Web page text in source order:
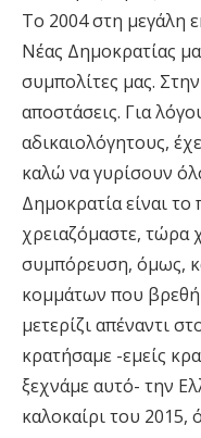
Το 2004 στη μεγάλη
Νέας Δημοκρατίας
συμπολίτες μας.
αποστάσεις. Για
αδικαιολόγητους,
καλώ να γυρίσουν
Δημοκρατία είναι το
χρειαζόμαστε, τώρα
συμπόρευση, όμως,
κομμάτων που
μετερίζι απέναντι
κρατήσαμε -εμείς
ξεχνάμε αυτό- την
καλοκαίρι του 2015,